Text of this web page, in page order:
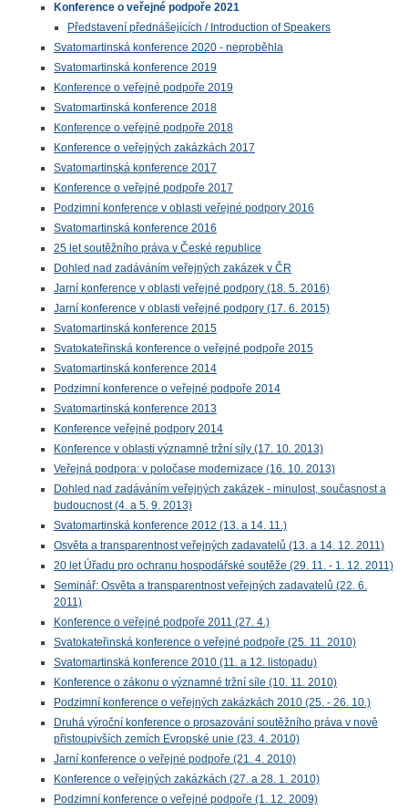
Konference o veřejné podpoře 2021
Představení přednášejících / Introduction of Speakers
Svatomartinská konference 2020 - neproběhla
Svatomartinská konference 2019
Konference o veřejné podpoře 2019
Svatomartinská konference 2018
Konference o veřejné podpoře 2018
Konference o veřejných zakázkách 2017
Svatomartinská konference 2017
Konference o veřejné podpoře 2017
Podzimní konference v oblasti veřejné podpory 2016
Svatomartinská konference 2016
25 let soutěžního práva v České republice
Dohled nad zadáváním veřejných zakázek v ČR
Jarní konference v oblasti veřejné podpory (18. 5. 2016)
Jarní konference v oblasti veřejné podpory (17. 6. 2015)
Svatomartinská konference 2015
Svatokateřinská konference o veřejné podpoře 2015
Svatomartinská konference 2014
Podzimní konference o veřejné podpoře 2014
Svatomartinská konference 2013
Konference veřejné podpory 2014
Konference v oblasti významné tržní síly (17. 10. 2013)
Veřejná podpora: v poločase modernizace (16. 10. 2013)
Dohled nad zadáváním veřejných zakázek - minulost, současnost a
budoucnost (4. a 5. 9. 2013)
Svatomartinská konference 2012 (13. a 14. 11.)
Osvěta a transparentnost veřejných zadavatelů (13. a 14. 12. 2011)
20 let Úřadu pro ochranu hospodářské soutěže (29. 11. - 1. 12. 2011)
Seminář: Osvěta a transparentnost veřejných zadavatelů (22. 6.
2011)
Konference o veřejné podpoře 2011 (27. 4.)
Svatokateřinská konference o veřejné podpoře (25. 11. 2010)
Svatomartinská konference 2010 (11. a 12. listopadu)
Konference o zákonu o významné tržní síle (10. 11. 2010)
Podzimní konference o veřejných zakázkách 2010 (25. - 26. 10.)
Druhá výroční konference o prosazování soutěžního práva v nově
přistoupivších zemích Evropské unie (23. 4. 2010)
Jarní konference o veřejné podpoře (21. 4. 2010)
Konference o veřejných zakázkách (27. a 28. 1. 2010)
Podzimní konference o veřejné podpoře (1. 12. 2009)